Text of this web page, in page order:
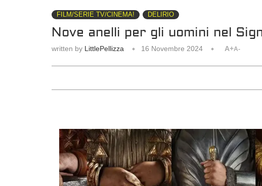
FILM/SERIE TV/CINEMA! DELIRIO
Nove anelli per gli uomini nel
written by LittlePellizza 16 Novembre 2024 A+A-